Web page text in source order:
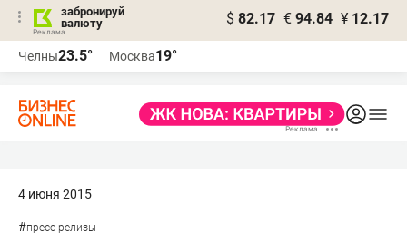
забронируй
валюту
$ 82.17 € 94.84 ¥ 12.17
Челны23.5° Москва19°
4 июня 2015
#пресс-релизы